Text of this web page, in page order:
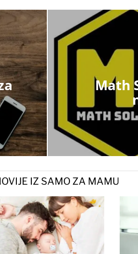
Math
IZ SAMO ZA MAMU